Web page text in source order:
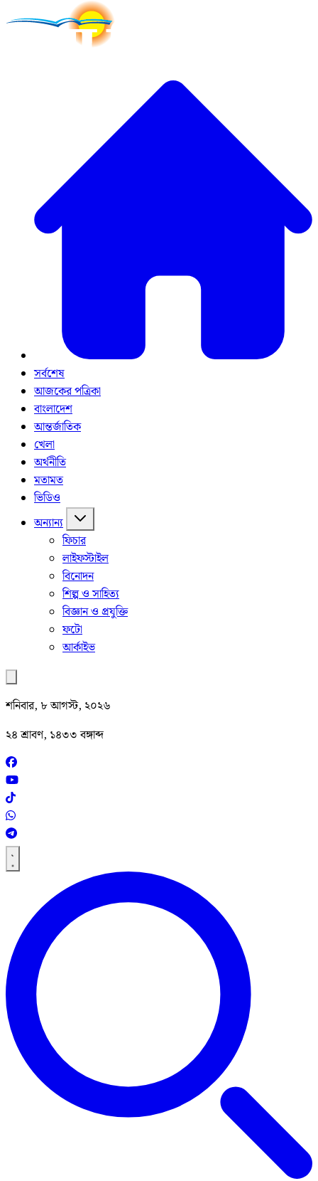
সর্বশেষ
আজকের পত্রিকা
বাংলাদেশ
আন্তর্জাতিক
খেলা
অর্থনীতি
মতামত
ভিডিও
অন্যান্য
ফিচার
লাইফস্টাইল
বিনোদন
শিল্প ও সাহিত্য
বিজ্ঞান ও প্রযুক্তি
ফটো
আর্কাইভ
শনিবার, ৮ আগস্ট, ২০২৬
২৪ শ্রাবণ, ১৪৩৩ বঙ্গাব্দ